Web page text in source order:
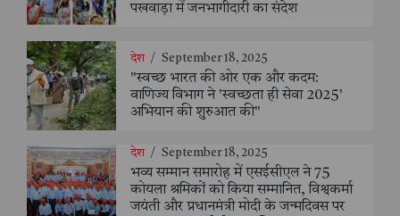
पखवाड़ा में जनभागीदारी का संदेश
देश / September 18, 2025
"स्वच्छ भारत की ओर एक और कदम:
वाणिज्य विभाग ने 'स्वच्छता ही सेवा 2025'
अभियान की शुरुआत की"
देश / September 18, 2025
भव्य सम्मान समारोह में एसईसीएल ने 75
कोयला श्रमिकों को किया सम्मानित, विश्वकर्मा
जयंती और प्रधानमंत्री मोदी के जन्मदिवस पर